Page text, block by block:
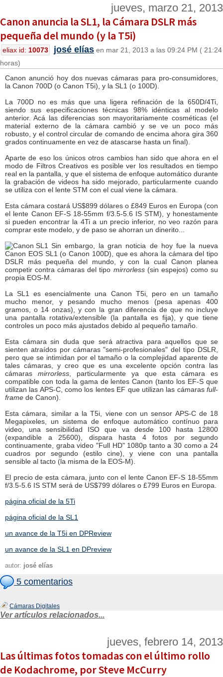
jueves, marzo 21, 2013
Canon anuncia la SL1, la Cámara DSLR más
pequeña del mundo (y la T5i)
eliax id: 10073 josé elías en mar 21, 2013 a las 09:24 PM ( 21:24
horas)
Canon anunció hoy dos nuevas cámaras para pro-consumidores,
la Canon 700D (o Canon T5i), y la SL1 (o 100D).
La 700D no es más que una ligera refinación de la 650D/4Ti,
siendo sus especificaciones técnicas 98% idénticas al modelo
anterior. Acá las diferencias son mayoritariamente cosméticas (el
material externo de la cámara cambió y se ve un poco más
robusto, y el control circular de comando de encima ahora gira 360
grados continuamente en vez de atascarse hasta un final).
Aparte de eso los únicos otros cambios han sido que ahora en el
modo de Filtros Creativos es posible ver los resultados en tiempo
real en la pantalla, y que el sistema de enfoque automático durante
la grabación de videos ha sido mejorado, particularmente cuando
se utiliza con el lente STM con el cual viene la cámara.
Esta cámara costará US$899 dólares o £849 Euros en Europa (con
el lente Canon EF-S 18-55mm f/3.5-5.6 IS STM), y honestamente
si pueden encontrar la 4Ti a un precio inferior, no veo razón para
comprar este modelo, y de paso se ahorran un dinerito...
Sin embargo, la gran noticia de hoy fue la nueva
Canon EOS SL1 (o Canon 100D), que es ahora la cámara del tipo
DSLR más pequeña del mundo, y con la cual Canon planea
competir contra cámaras del tipo mirrorless(sin espejos) como su
propia EOS-M.
La SL1 es esencialmente una Canon T5i, pero en un tamaño
mucho menor, y pesando mucho menos (pesa apenas 400
gramos, o 14 onzas), y con la gran diferencia de que no incluye
una pantalla rotativa/extensible (la pantalla es fija), y que tiene
controles un poco más ajustados debido al pequeño tamaño.
Esta cámara sin duda que será atractiva para aquellos que se
sienten atraídos por cámaras "semi-profesionales" del tipo DSLR,
pero que se intimidan por el tamaño o la complejidad aparente de
tales cámaras, y creo que es una excelente opción contra las
cámarasmirrorless , particularmente ya que esta cámara es
compatible con toda la gama de lentes Canon (tanto los EF-S que
utilizan las APS-C, como los lentes EF que utilizan las cámaras full-
frame de Canon).
Esta cámara, similar a la T5i, viene con un sensor APS-C de 18
Megapixeles, un sistema de enfoque automático contínuo para
video, una sensibilidad ISO que va desde 100 hasta 12800
(expandible a 25600), dispara hasta 4 fotos por segundo
continuamente, graba video "Full HD" 1080p tanto a 30 como a 24
cuadros por segundo (estilo cine), y viene con una pantalla
sensible al tacto (la misma de la EOS-M).
El precio de esta cámara, junto con el lente Canon EF-S 18-55mm
f/3.5-5.6 IS STM será de US$799 dólares o £799 Euros en Europa.
página oficial de la 5Ti
página oficial de la SL1
un avance de la T5i en DPReview
un avance de la SL1 en DPreview
autor: josé elías
5 comentarios
Cámaras Digitales
Ver artículos relacionados...
jueves, febrero 14, 2013
Las últimas fotos tomadas con el último rollo
de Kodachrome, por Steve McCurry